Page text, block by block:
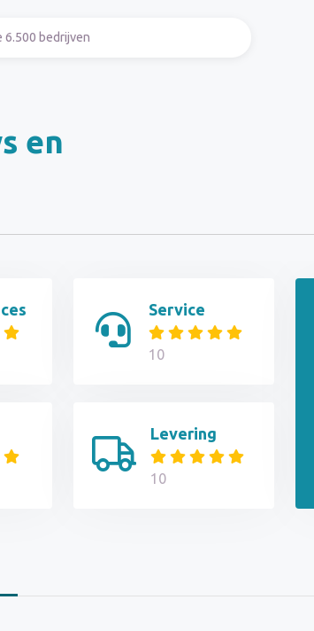
en
Service
10
Levering
10